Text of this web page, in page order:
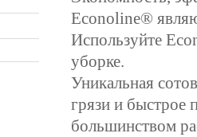
Econoline®
Используйте
уборке.
Уникальная
грязи и быстрое
большинством